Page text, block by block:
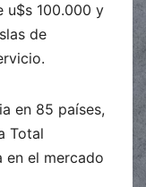
u$s 100.000 y
de
en 85 países,
Total
en el mercado